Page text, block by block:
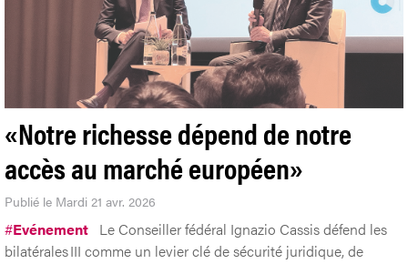
«Notre richesse dépend de notre
accès au marché européen»
Publié le Mardi 21 avr. 2026
#Evénement Le Conseiller fédéral Ignazio Cassis défend les
bilatérales III comme un levier clé de sécurité juridique, de